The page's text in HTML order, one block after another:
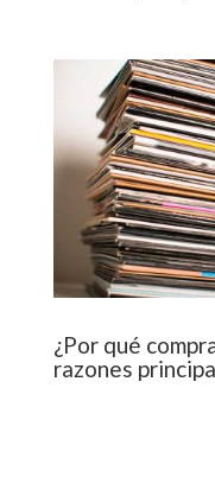
¿Por qué
razones